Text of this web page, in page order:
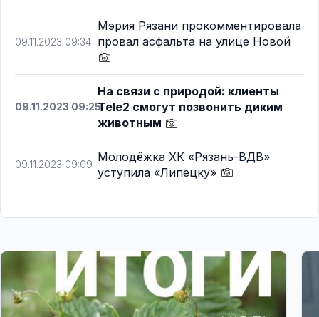
09.11.2023 09:34
Мэрия Рязани прокомментировала
провал асфальта на улице Новой
09.11.2023 09:25
На связи с природой: клиенты
Tele2 смогут позвонить диким
животным
09.11.2023 09:09
Молодёжка ХК «Рязань-ВДВ»
уступила «Липецку»